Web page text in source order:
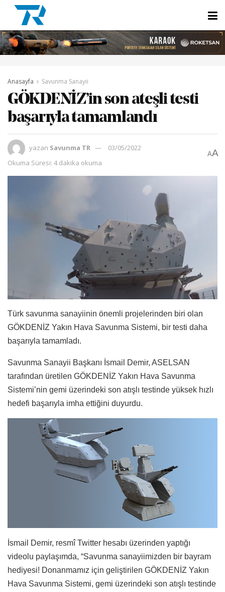
Anasayfa Savunma Sanayii
GÖKDENİZ’in son ateşli testi
başarıyla tamamlandı
yazan Savunma TR
03/05/2022
Okuma Süresi: 4 dakika okuma
AA
Türk savunma sanayiinin önemli projelerinden biri olan
GÖKDENİZ Yakın Hava Savunma Sistemi, bir testi daha
başarıyla tamamladı.
Savunma Sanayii Başkanı İsmail Demir, ASELSAN
tarafından üretilen GÖKDENİZ Yakın Hava Savunma
Sistemi’nin gemi üzerindeki son atışlı testinde yüksek hızlı
hedefi başarıyla imha ettiğini duyurdu.
İsmail Demir, resmî Twitter hesabı üzerinden yaptığı
videolu paylaşımda, “Savunma sanayiimizden bir bayram
hediyesi! Donanmamız için geliştirilen GÖKDENİZ Yakın
Hava Savunma Sistemi, gemi üzerindeki son atışlı testinde